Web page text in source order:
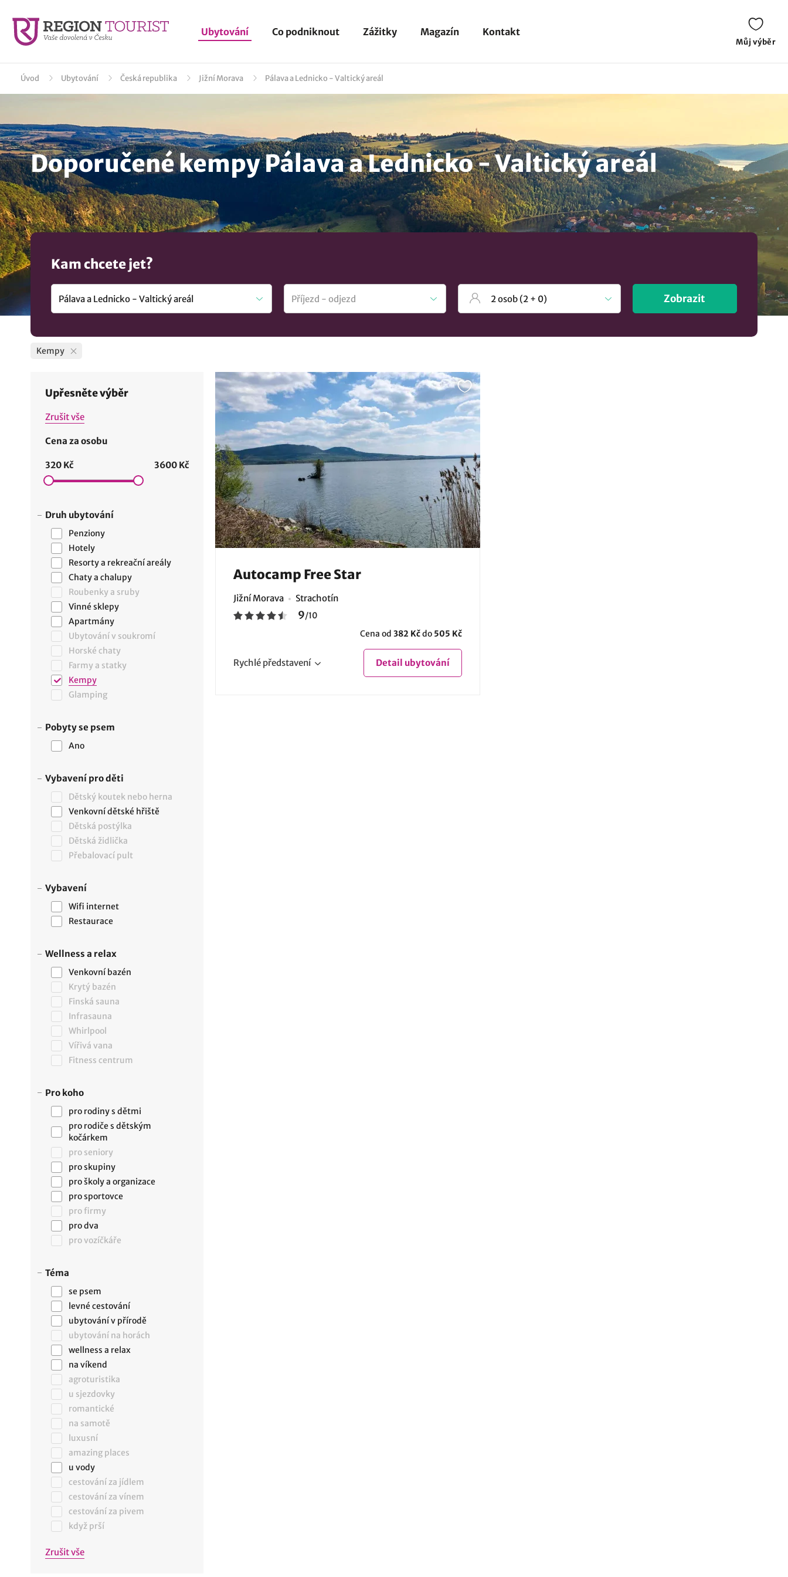
Ubytování Co podniknout Zážitky Magazín Kontakt
Můj výběr
Úvod Ubytování Česká republika Jižní Morava Pálava a Lednicko - Valtický areál
Doporučené kempy Pálava a Lednicko - Valtický areál
Kam chcete jet?
Zobrazit
Kempy
Upřesněte výběr
Zrušit vše
Cena za osobu
320 Kč 3600 Kč
Druh ubytování
Penziony
Hotely
Resorty a rekreační areály
Chaty a chalupy
Roubenky a sruby
Vinné sklepy
Apartmány
Ubytování v soukromí
Horské chaty
Farmy a statky
Kempy
Glamping
Pobyty se psem
Ano
Vybavení pro děti
Dětský koutek nebo herna
Venkovní dětské hřiště
Dětská postýlka
Dětská židlička
Přebalovací pult
Vybavení
Wifi internet
Restaurace
Wellness a relax
Venkovní bazén
Krytý bazén
Finská sauna
Infrasauna
Whirlpool
Vířivá vana
Fitness centrum
Pro koho
pro rodiny s dětmi
pro rodiče s dětským
kočárkem
pro seniory
pro skupiny
pro školy a organizace
pro sportovce
pro firmy
pro dva
pro vozíčkáře
Téma
se psem
levné cestování
ubytování v přírodě
ubytování na horách
wellness a relax
na víkend
agroturistika
u sjezdovky
romantické
na samotě
luxusní
amazing places
u vody
cestování za jídlem
cestování za vínem
cestování za pivem
když prší
Zrušit vše
Autocamp Free Star
Jižní Morava Strachotín
9/10
Cena od 382 Kčdo 505 Kč
Rychlé představení Detail ubytování